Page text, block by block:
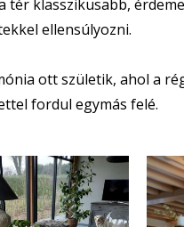
tér klasszikusabb,
ellensúlyozni.
ott születik, ahol a
fordul egymás felé.